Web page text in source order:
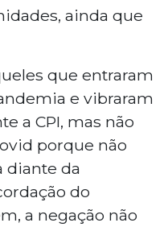
ainda que
que entraram
e vibraram
a CPI, mas não
porque não
diante da
do
a negação não